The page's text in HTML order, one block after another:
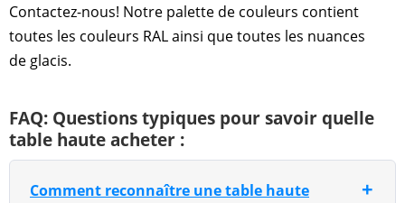
Contactez-nous! Notre palette de couleurs contient
toutes les couleurs RAL ainsi que toutes les nuances
de glacis.
FAQ: Questions typiques pour savoir quelle
table haute acheter :
Comment reconnaître une table haute
+